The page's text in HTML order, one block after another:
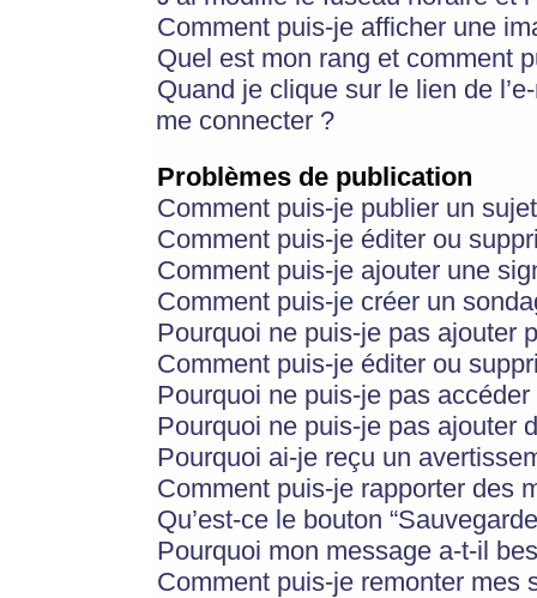
Comment puis-je afficher une
Quel est mon rang et comment
Quand je clique sur le lien de
me connecter ?
Problèmes de publication
Comment puis-je publier un
Comment puis-je éditer ou
Comment puis-je ajouter une
Comment puis-je créer un
Pourquoi ne puis-je pas ajouter
Comment puis-je éditer ou
Pourquoi ne puis-je pas
Pourquoi ne puis-je pas ajouter
Pourquoi ai-je reçu un
Comment puis-je rapporter des
Qu’est-ce le bouton
Pourquoi mon message a-t-il
Comment puis-je remonter mes